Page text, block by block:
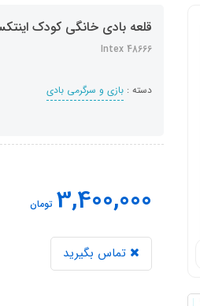
قلعه بادی خانگی کودک اینتکس
Intex 48666
دسته : بازی و سرگرمی بادی
3,400,000 تومان
تماس بگیرید